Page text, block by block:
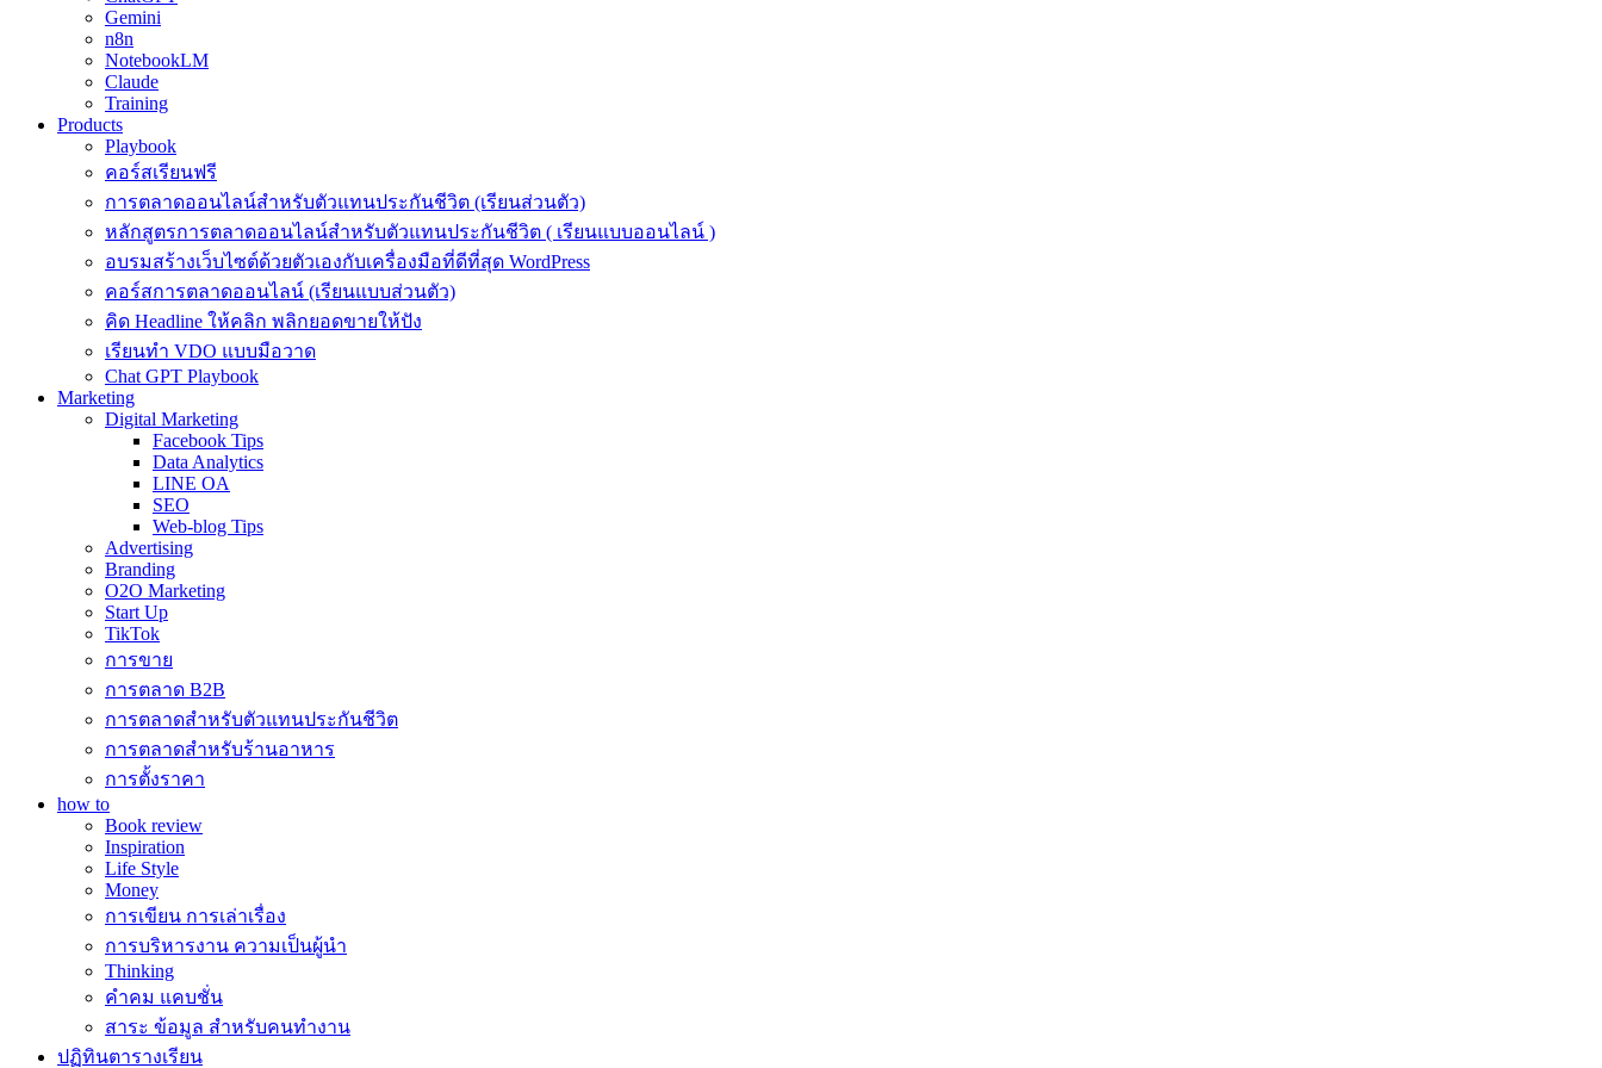
Gemini
n8n
NotebookLM
Claude
Training
Products
Playbook
คอร์สเรียนฟรี
การตลาดออนไลน์สำหรับตัวแทนประกันชีวิต (เรียนส่วนตัว)
หลักสูตรการตลาดออนไลน์สำหรับตัวแทนประกันชีวิต ( เรียนแบบออนไลน์ )
อบรมสร้างเว็บไซต์ด้วยตัวเองกับเครื่องมือที่ดีที่สุด WordPress
คอร์สการตลาดออนไลน์ (เรียนแบบส่วนตัว)
คิด Headline ให้คลิก พลิกยอดขายให้ปัง
เรียนทำ VDO แบบมือวาด
Chat GPT Playbook
Marketing
Digital Marketing
Facebook Tips
Data Analytics
LINE OA
SEO
Web-blog Tips
Advertising
Branding
O2O Marketing
Start Up
TikTok
การขาย
การตลาด B2B
การตลาดสำหรับตัวแทนประกันชีวิต
การตลาดสำหรับร้านอาหาร
การตั้งราคา
how to
Book review
Inspiration
Life Style
Money
การเขียน การเล่าเรื่อง
การบริหารงาน ความเป็นผู้นำ
Thinking
คำคม แคบชั่น
สาระ ข้อมูล สำหรับคนทำงาน
ปฏิทินตารางเรียน